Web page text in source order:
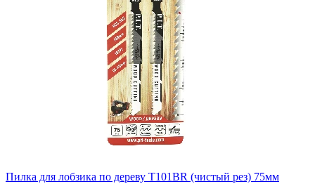
Пилка для лобзика по дереву T101BR (чистый рез) 75мм